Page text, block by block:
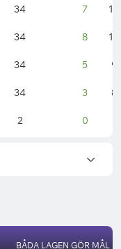
34 7 14
34 8 10
34 5 9
34 3 8
2 0
BÅDA LAGEN GÖR MÅL